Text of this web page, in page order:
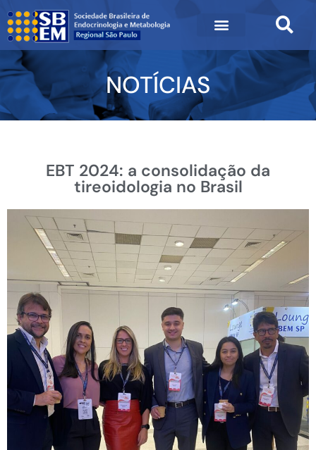
NOTÍCIAS
EBT 2024: a consolidação da
tireoidologia no Brasil